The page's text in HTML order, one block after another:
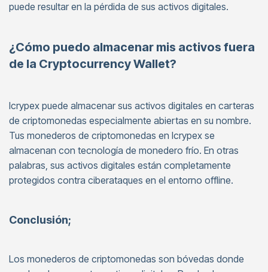
puede resultar en la pérdida de sus activos digitales.
¿Cómo puedo almacenar mis activos fuera
de la Cryptocurrency Wallet?
Icrypex puede almacenar sus activos digitales en carteras
de criptomonedas especialmente abiertas en su nombre.
Tus monederos de criptomonedas en Icrypex se
almacenan con tecnología de monedero frío. En otras
palabras, sus activos digitales están completamente
protegidos contra ciberataques en el entorno offline.
Conclusión;
Los monederos de criptomonedas son bóvedas donde